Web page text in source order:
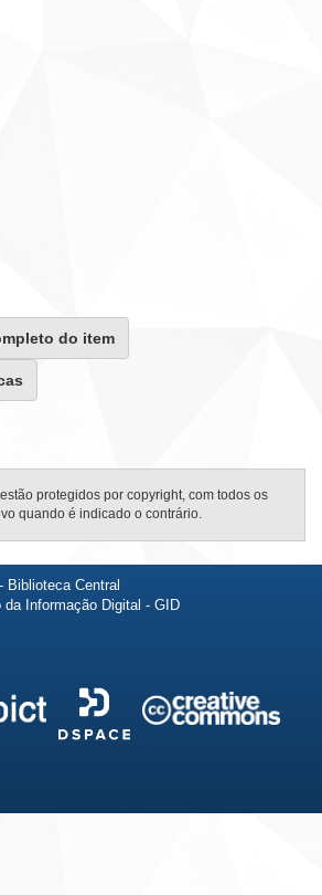
do item
protegidos por copyright, com todos os
quando é indicado o contrário.
Biblioteca Central
da Informação Digital - GID